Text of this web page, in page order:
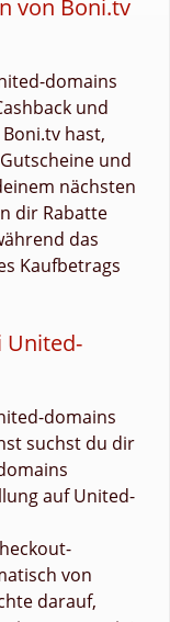
von Boni.tv
domains
und
hast,
und
nächsten
dir Rabatte
das
Kaufbetrags
United-
domains
suchst du dir
auf United-
von
darauf,